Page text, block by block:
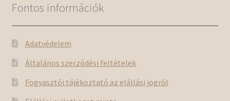
Fontos információk
Adatvédelem
Általános szerződési feltételek
Fogyasztói tájékoztató az elállási jogról